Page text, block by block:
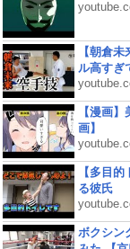
【朝倉
ル高すぎ
【漫画
画】
【多目
る彼氏
ボクシン